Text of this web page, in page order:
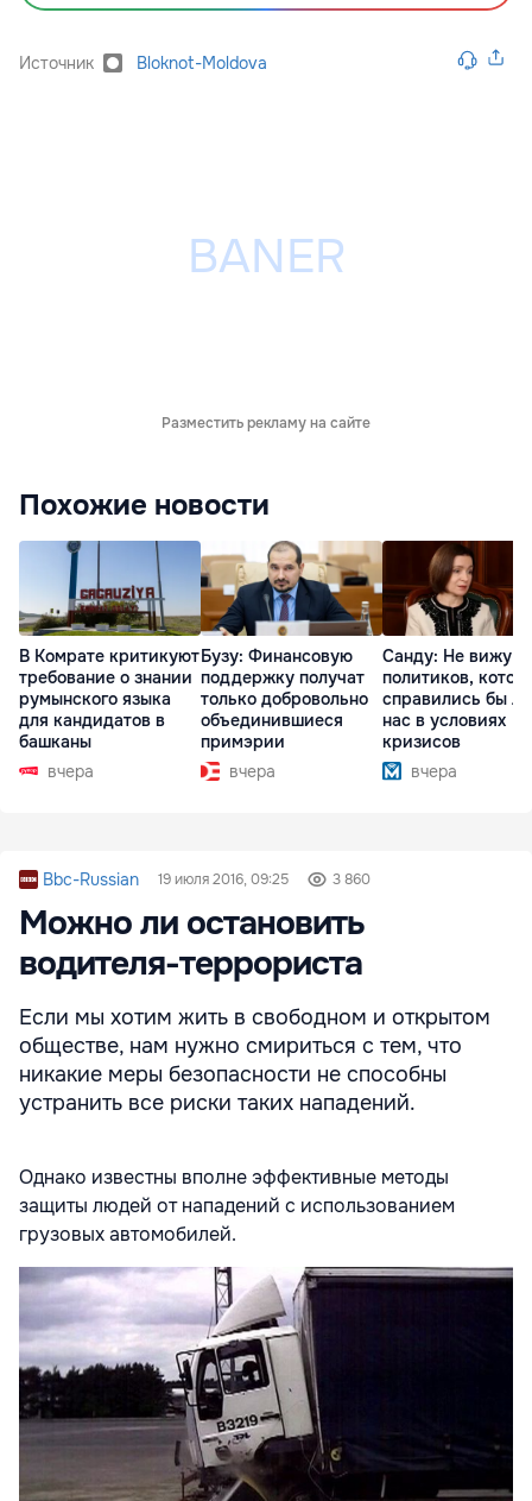
Источник Bloknot-Moldova
Разместить рекламу на сайте
Похожие новости
В Комрате критикуют
требование о знании
румынского языка
для кандидатов в
башканы
вчера
Бузу: Финансовую
поддержку получат
только добровольно
объединившиеся
примэрии
вчера
Санду: Не вижу
политиков,
справились бы
нас в условиях
кризисов
вчера
Bbc-Russian 19 июля 2016, 09:25 3 860
Можно ли остановить
водителя-террориста
Если мы хотим жить в свободном и открытом
обществе, нам нужно смириться с тем, что
никакие меры безопасности не способны
устранить все риски таких нападений.
Однако известны вполне эффективные методы
защиты людей от нападений с использованием
грузовых автомобилей.